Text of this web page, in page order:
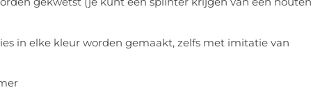
in elke kleur worden gemaakt, zelfs met imitatie van